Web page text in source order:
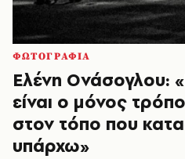
ΦΩΤΟΓΡΑΦΙΑ
Ελένη Ονάσογλου:
είναι ο μόνος
στον τόπο που
υπάρχω»